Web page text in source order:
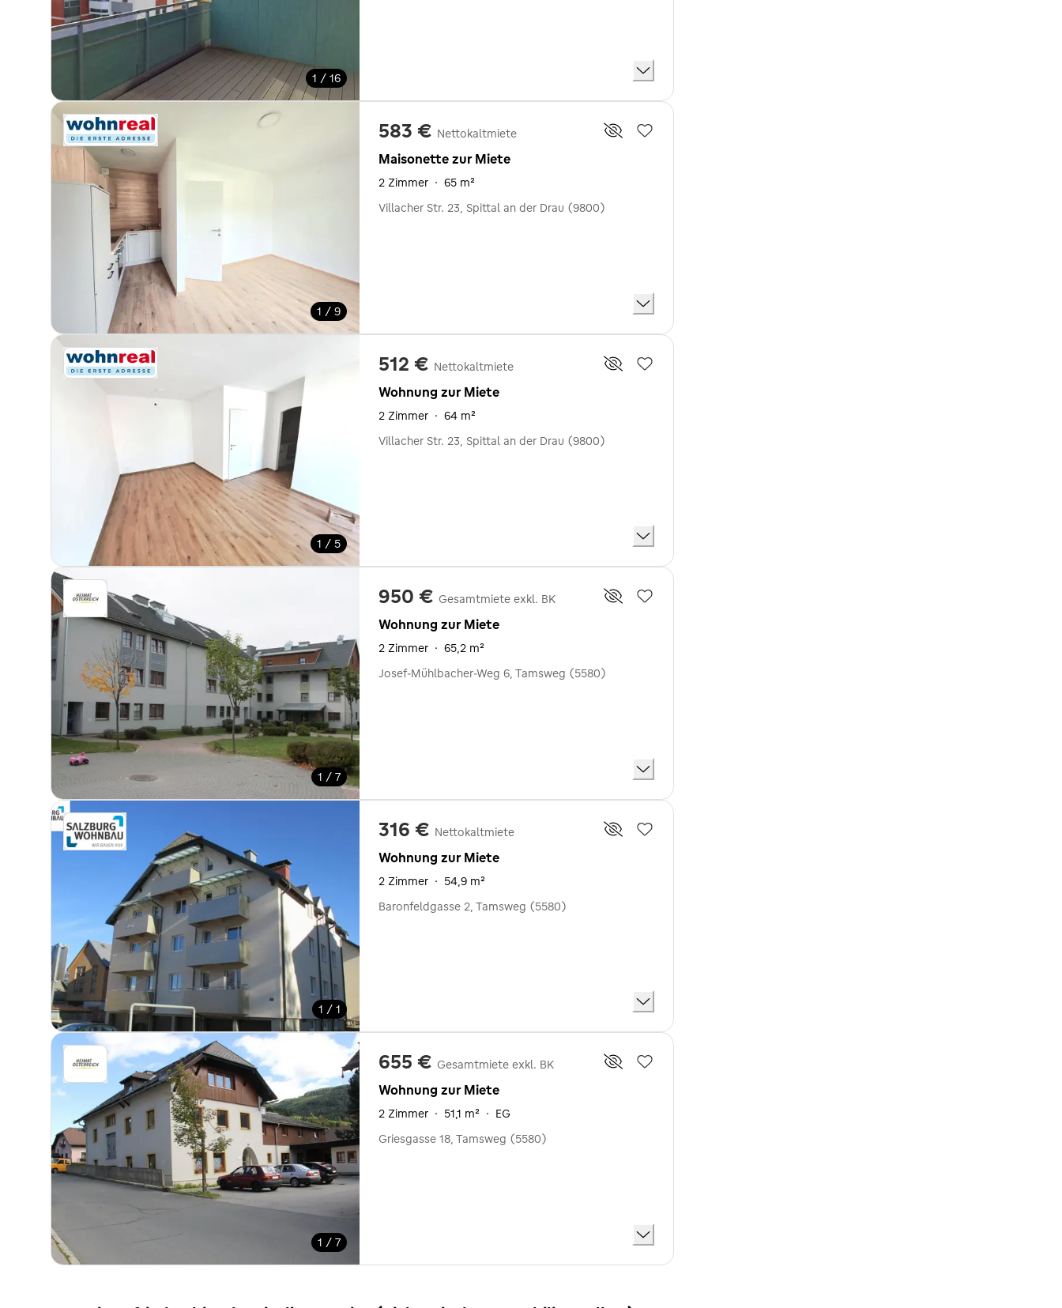
1 / 16
1 / 9
583 € Nettokaltmiete
Maisonette zur Miete
2 Zimmer · 65 m²
Villacher Str. 23, Spittal an der Drau (9800)
1 / 5
512 € Nettokaltmiete
Wohnung zur Miete
2 Zimmer · 64 m²
Villacher Str. 23, Spittal an der Drau (9800)
1 / 7
950 € Gesamtmiete exkl. BK
Wohnung zur Miete
2 Zimmer · 65,2 m²
Josef-Mühlbacher-Weg 6, Tamsweg (5580)
1 / 1
316 € Nettokaltmiete
Wohnung zur Miete
2 Zimmer · 54,9 m²
Baronfeldgasse 2, Tamsweg (5580)
1 / 7
655 € Gesamtmiete exkl. BK
Wohnung zur Miete
2 Zimmer · 51,1 m² · EG
Griesgasse 18, Tamsweg (5580)